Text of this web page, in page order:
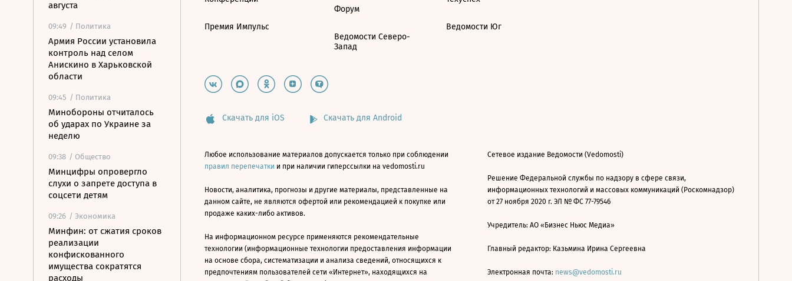
августа
09:49 / Политика
Армия России установила
контроль над селом
Анискино в Харьковской
области
09:45 / Политика
Минобороны отчиталось
об ударах по Украине за
неделю
09:38 / Общество
Минцифры опровергло
слухи о запрете доступа в
соцсети детям
09:26 / Экономика
Минфин: от сжатия сроков
реализации
конфискованного
имущества сократятся
расходы
Премия Импульс
Форум
Ведомости Северо-
Запад
Ведомости Юг
Скачать для iOS Скачать для Android
Любое использование материалов допускается только при соблюдении
правил перепечатки и при наличии гиперссылки на vedomosti.ru
Новости, аналитика, прогнозы и другие материалы, представленные на
данном сайте, не являются офертой или рекомендацией к покупке или
продаже каких-либо активов.
На информационном ресурсе применяются рекомендательные
технологии (информационные технологии предоставления информации
на основе сбора, систематизации и анализа сведений, относящихся к
предпочтениям пользователей сети «Интернет», находящихся на
Сетевое издание Ведомости (Vedomosti)
Решение Федеральной службы по надзору в сфере связи,
информационных технологий и массовых коммуникаций (Роскомнадзор)
от 27 ноября 2020 г. ЭЛ № ФС 77-79546
Учредитель: АО «Бизнес Ньюс Медиа»
Главный редактор: Казьмина Ирина Сергеевна
Электронная почта: news@vedomosti.ru